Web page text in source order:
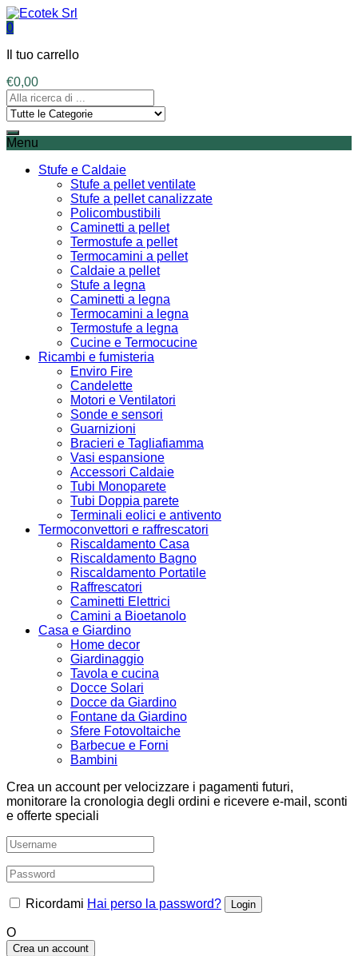
0
Il tuo carrello
€0,00
Menu
Stufe e Caldaie
Stufe a pellet ventilate
Stufe a pellet canalizzate
Policombustibili
Caminetti a pellet
Termostufe a pellet
Termocamini a pellet
Caldaie a pellet
Stufe a legna
Caminetti a legna
Termocamini a legna
Termostufe a legna
Cucine e Termocucine
Ricambi e fumisteria
Enviro Fire
Candelette
Motori e Ventilatori
Sonde e sensori
Guarnizioni
Bracieri e Tagliafiamma
Vasi espansione
Accessori Caldaie
Tubi Monoparete
Tubi Doppia parete
Terminali eolici e antivento
Termoconvettori e raffrescatori
Riscaldamento Casa
Riscaldamento Bagno
Riscaldamento Portatile
Raffrescatori
Caminetti Elettrici
Camini a Bioetanolo
Casa e Giardino
Home decor
Giardinaggio
Tavola e cucina
Docce Solari
Docce da Giardino
Fontane da Giardino
Sfere Fotovoltaiche
Barbecue e Forni
Bambini
Crea un account per velocizzare i pagamenti futuri,
monitorare la cronologia degli ordini e ricevere e-mail, sconti
e offerte speciali
Ricordami Hai perso la password?
O
Crea un account